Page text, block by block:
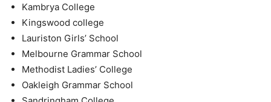
Kambrya College
Kingswood college
Lauriston Girls’ School
Melbourne Grammar School
Methodist Ladies’ College
Oakleigh Grammar School